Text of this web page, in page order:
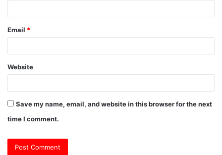
Email *
Website
Save my name, email, and website in this browser for the next
time I comment.